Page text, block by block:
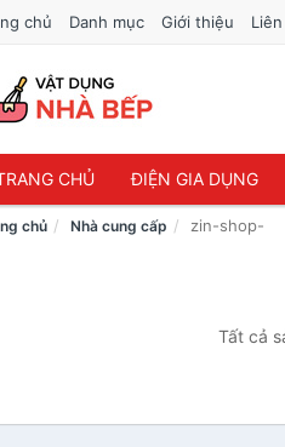
chủ Danh mục Giới thiệu
CHỦ ĐIỆN GIA DỤNG
chủ Nhà cung cấp zin-shop-
Tất cả